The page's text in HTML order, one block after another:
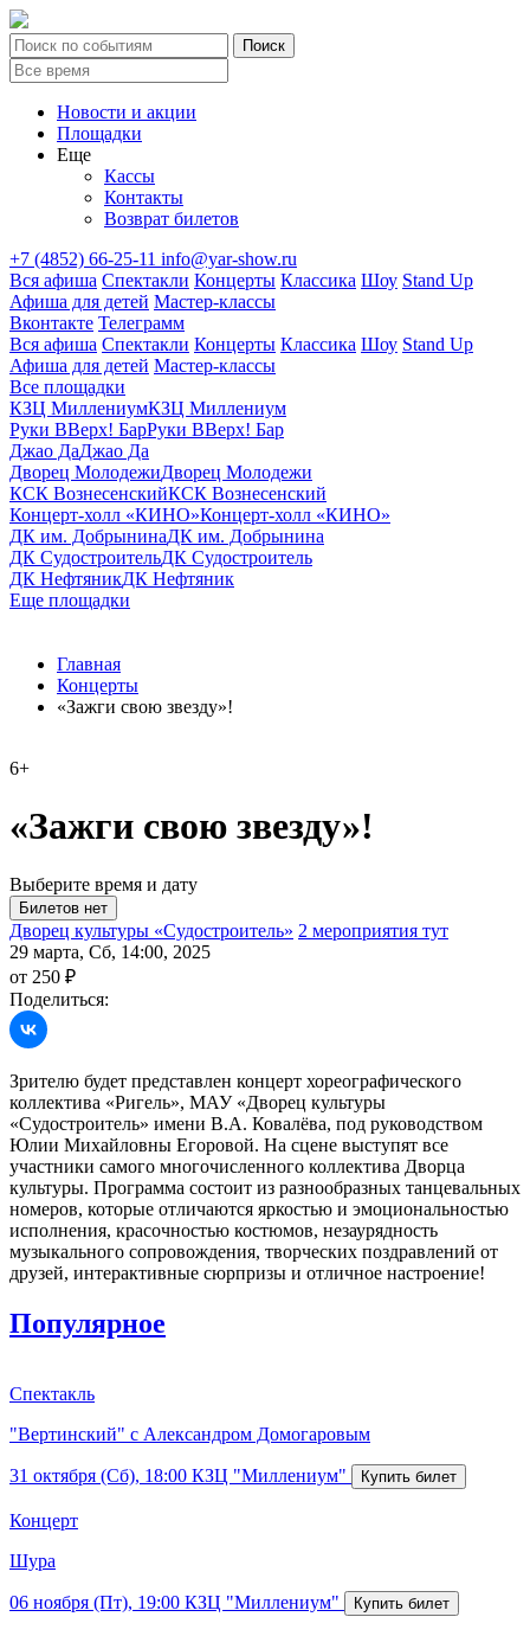
Новости и акции
Площадки
Еще
Кассы
Контакты
Возврат билетов
+7 (4852) 66-25-11 info@yar-show.ru
Вся афиша Спектакли Концерты Классика Шоу Stand Up
Афиша для детей Мастер-классы
Вконтакте Телеграмм
Вся афиша Спектакли Концерты Классика Шоу Stand Up
Афиша для детей Мастер-классы
Все площадки
КЗЦ МиллениумКЗЦ Миллениум
Руки ВВерх! БарРуки ВВерх! Бар
Джао ДаДжао Да
Дворец МолодежиДворец Молодежи
КСК ВознесенскийКСК Вознесенский
Концерт-холл «КИНО»Концерт-холл «КИНО»
ДК им. ДобрынинаДК им. Добрынина
ДК СудостроительДК Судостроитель
ДК НефтяникДК Нефтяник
Еще площадки
Главная
Концерты
«Зажги свою звезду»!
6+
«Зажги свою звезду»!
Выберите время и дату
Дворец культуры «Судостроитель» 2 мероприятия тут
29 марта, Сб, 14:00, 2025
от 250 ₽
Поделиться:
Зрителю будет представлен концерт хореографического
коллектива «Ригель», МАУ «Дворец культуры
«Судостроитель» имени В.А. Ковалёва, под руководством
Юлии Михайловны Егоровой. На сцене выступят все
участники самого многочисленного коллектива Дворца
культуры. Программа состоит из разнообразных танцевальных
номеров, которые отличаются яркостью и эмоциональностью
исполнения, красочностью костюмов, незаурядность
музыкального сопровождения, творческих поздравлений от
друзей, интерактивные сюрпризы и отличное настроение!
Популярное
Спектакль
"Вертинский" с Александром Домогаровым
31 октября (Сб), 18:00 КЗЦ "Миллениум"
Концерт
Шура
06 ноября (Пт), 19:00 КЗЦ "Миллениум"